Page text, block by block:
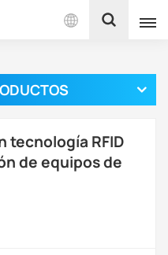
Español
tecnología RFID
de equipos de